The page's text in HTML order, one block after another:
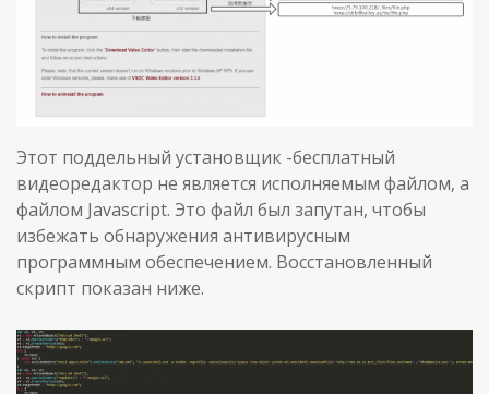
Этот поддельный установщик -бесплатный
видеоредактор не является исполняемым файлом, а
файлом Javascript. Это файл был запутан, чтобы
избежать обнаружения антивирусным
программным обеспечением. Восстановленный
скрипт показан ниже.